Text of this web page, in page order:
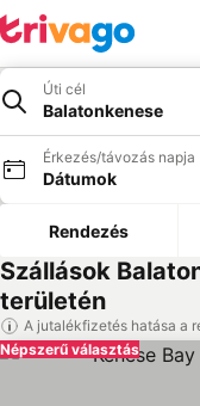
Úti cél
Balatonkenese
Érkezés/távozás napja
Dátumok
Rendezés
Szállások
területén
A jutalékfizetés hatása a
Népszerű választás